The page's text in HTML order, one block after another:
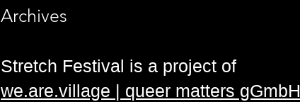
Archives
Stretch Festival is a project of
we.are.village | queer matters gGmbH